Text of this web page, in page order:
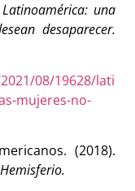
Latinoamérica: una
desaparecer.
08/19628/lati
mujeres-no-
(2018).